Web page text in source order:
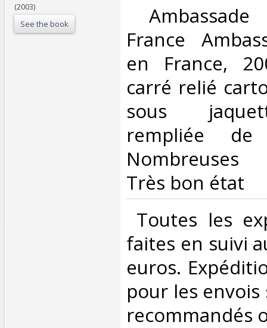
(2003)
See the book
France
en France,
carré relié
sous
rempliée
Nombreuses
Très bon état‎
Toutes les
faites en suivi
euros.
pour les envois
recommandés